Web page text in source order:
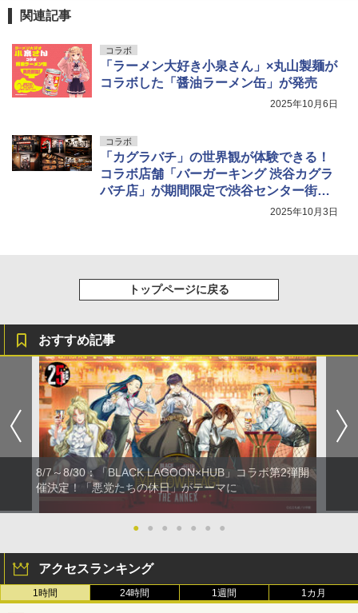
関連記事
コラボ
「ラーメン大好き小泉さん」×丸山製麺が
コラボした「醤油ラーメン缶」が発売
2025年10月6日
コラボ
「カグラバチ」の世界観が体験できる！
コラボ店舗「バーガーキング 渋谷カグラ
バチ店」が期間限定で渋谷センター街に
2025年10月3日
トップページに戻る
おすすめ記事
8/7～8/30：「BLACK LAGOON×HUB」コラボ第2弾開
催決定！「悪党たちの休日」がテーマに
● ● ● ● ● ● ●
アクセスランキング
1時間 24時間 1週間 1カ月